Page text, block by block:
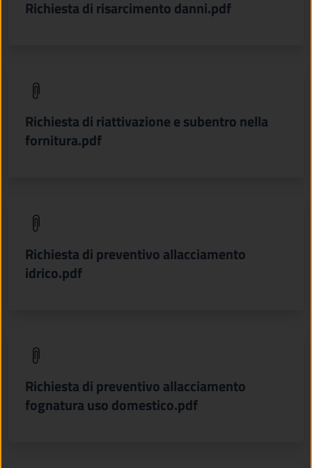
Richiesta di risarcimento danni.pdf
Richiesta di riattivazione e subentro nella
fornitura.pdf
(apre in un'altra scheda).
Richiesta di preventivo allacciamento
idrico.pdf
(apre in un'altra scheda).
Richiesta di preventivo allacciamento
fognatura uso domestico.pdf
(apre in un'altra scheda).